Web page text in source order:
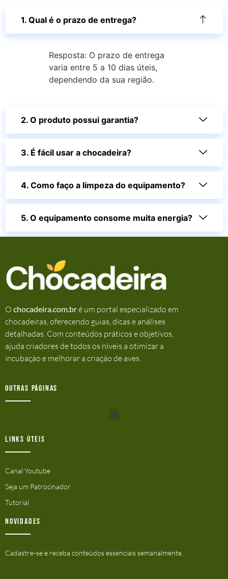
1. Qual é o prazo de entrega?
Resposta: O prazo de entrega
varia entre 5 a 10 dias úteis,
dependendo da sua região.
2. O produto possui garantia?
3. É fácil usar a chocadeira?
4. Como faço a limpeza do equipamento?
5. O equipamento consome muita energia?
O chocadeira.com.bré um portal especializado em
chocadeiras, oferecendo guias, dicas e análises
detalhadas. Com conteúdos práticos e objetivos,
ajuda criadores de todos os níveis a otimizar a
incubação e melhorar a criação de aves.
Outras Páginas
Links ùteis
Canal Youtube
Seja um Patrocinador
Tutorial
Novidades
Cadastre-se e receba conteúdos essenciais semanalmente.